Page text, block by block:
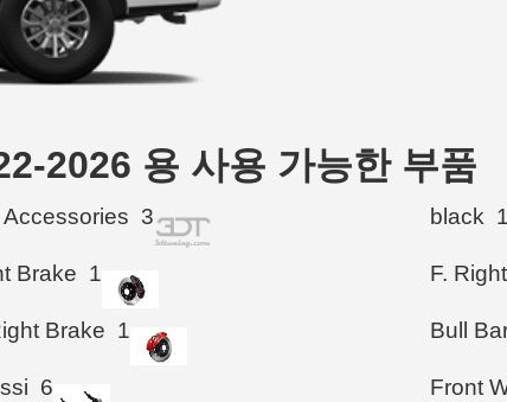
2026 용 사용 가능한 부품
Accessories 3 black 1
Brake 1 F.
Brake 1 Bull
6 Front